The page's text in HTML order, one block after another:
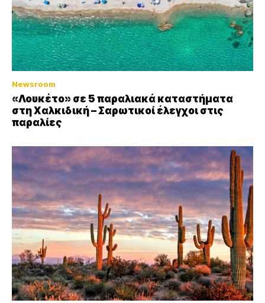
Newsroom
«Λουκέτο» σε 5 παραλιακά καταστήματα
στη Χαλκιδική – Σαρωτικοί έλεγχοι στις
παραλίες